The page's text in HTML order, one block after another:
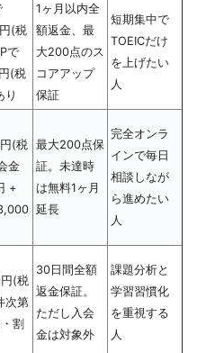
(税
で
(税
り
1ヶ月以内全
額返金、最
大200点のス
コアアップ
保証
短期集中で
TOEICだけ
を上げたい
人
(税
金
+
最大200点保
証。未達時
は無料1ヶ月
延長
完全オンラ
インで毎日
相談しなが
ら進めたい
人
(税
次第
割
30日間全額
返金保証。
ただし入会
金は対象外
課題分析と
学習習慣化
を重視する
人